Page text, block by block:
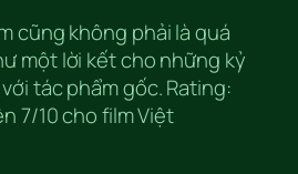
cũng không phải là quá
một lời kết cho những kỷ
tác phẩm gốc. Rating:
7/10 cho film Việt